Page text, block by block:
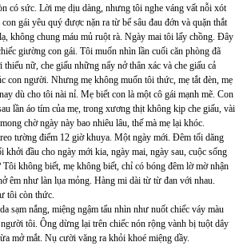
có sức. Lời mẹ dịu dàng, nhưng tôi nghe váng vất nỗi xót
gái yêu quý được nặn ra từ bể sâu đau đớn và quặn thắt
không chung máu mủ ruột rà. Ngày mai tôi lấy chồng. Đây
giường con gái. Tôi muốn nhìn lần cuối căn phòng đã
nữ, che giấu những nẩy nở thân xác và che giấu cả
con người. Nhưng mẹ không muốn tôi thức, mẹ tắt đèn, mẹ
dù cho tôi nài nỉ. Mẹ biết con là một cô gái mạnh mẽ. Con
lần áo tím của mẹ, trong xương thịt không kịp che giấu, vài
chờ ngày này bao nhiêu lâu, thế mà mẹ lại khóc.
tường điểm 12 giờ khuya. Một ngày mới. Đêm tối dăng
khởi đầu cho ngày mới kia, ngày mai, ngày sau, cuộc sống
không biết, mẹ không biết, chỉ có bóng đêm lờ mờ nhận
êm như làn lụa mỏng. Hàng mi dài từ từ đan với nhau.
tôi còn thức.
sạm nắng, miệng ngậm tẩu nhìn như nuốt chiếc váy màu
tôi. Ông dừng lại trên chiếc nón rộng vành bị tuột dây
mở mắt. Nụ cười văng ra khỏi khoé miệng dầy.